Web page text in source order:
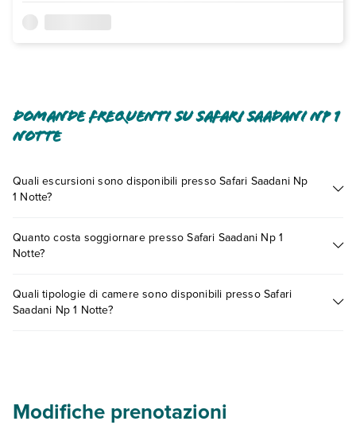
Domande frequenti su Safari Saadani Np 1
Notte
Quali escursioni sono disponibili presso Safari Saadani Np
1 Notte?
presso Safari Saadani Np 1 Notte. Scoprile tutte nella
sezione
dedicata
Quanto costa soggiornare presso Safari Saadani Np 1
Notte?
vari fattori (per es. date, condizioni dell'hotel, ecc). Per
consultare i prezzi, compila il motore di ricerca e scegli
Quali tipologie di camere sono disponibili presso Safari
Saadani Np 1 Notte?
Modifiche prenotazioni